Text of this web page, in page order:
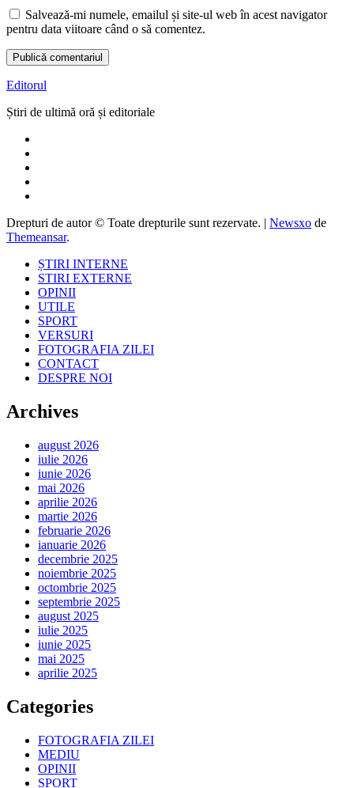
Salvează-mi numele, emailul și site-ul web în acest navigator
pentru data viitoare când o să comentez.
Editorul
Știri de ultimă oră și editoriale
Drepturi de autor © Toate drepturile sunt rezervate. | Newsxo de
Themeansar.
ȘTIRI INTERNE
STIRI EXTERNE
OPINII
UTILE
SPORT
VERSURI
FOTOGRAFIA ZILEI
CONTACT
DESPRE NOI
Archives
august 2026
iulie 2026
iunie 2026
mai 2026
aprilie 2026
martie 2026
februarie 2026
ianuarie 2026
decembrie 2025
noiembrie 2025
octombrie 2025
septembrie 2025
august 2025
iulie 2025
iunie 2025
mai 2025
aprilie 2025
Categories
FOTOGRAFIA ZILEI
MEDIU
OPINII
SPORT